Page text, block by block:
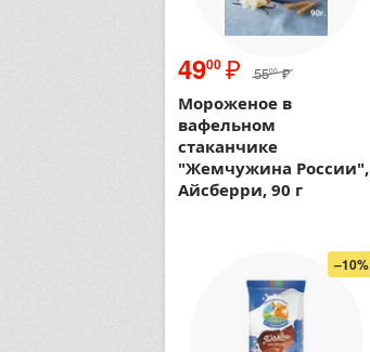
4900 ₽ 5500 ₽
Мороженое в
вафельном
стаканчике
"Жемчужина России",
Айсберри, 90 г
–10%